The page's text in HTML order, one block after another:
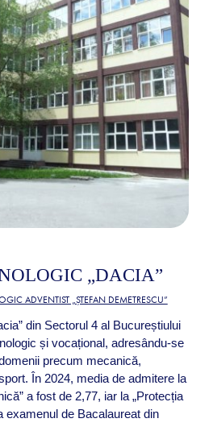
„DACIA”
ADVENTIST „ȘTEFAN DEMETRESCU”
din Sectorul 4 al Bucureștiului
și vocațional, adresându-se
precum mecanică,
În 2024, media de admitere la
a fost de 2,77, iar la „Protecția
examenul de Bacalaureat din